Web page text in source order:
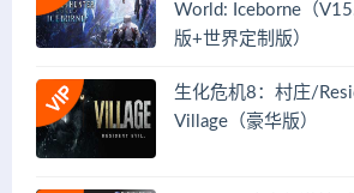
World: Iceborne（
版+世界定制版）
生化危机8：村庄/
Village（豪华版）